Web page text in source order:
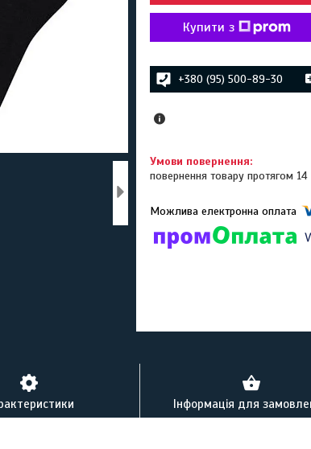
Купити з
+380 (95) 500-89-30
повернення товару протягом
Інформація для